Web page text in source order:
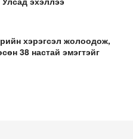
хэрэгсэл жолоодож,
38 настай эмэгтэйг